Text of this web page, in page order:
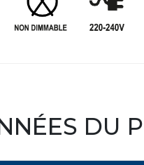
DU